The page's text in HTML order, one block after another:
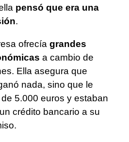
pensó que era una
.
ofrecía grandes
a cambio de
Ella asegura que
nada, sino que le
5.000 euros y estaban
crédito bancario a su